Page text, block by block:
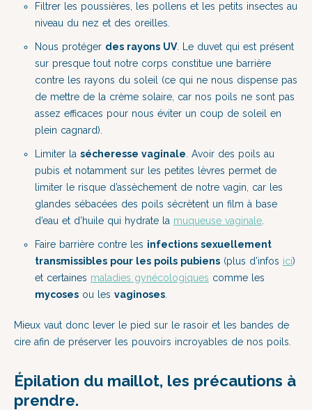
Filtrer les poussières, les pollens et les petits insectes au
niveau du nez et des oreilles.
Nous protéger des rayons UV. Le duvet qui est présent
sur presque tout notre corps constitue une barrière
contre les rayons du soleil (ce qui ne nous dispense pas
de mettre de la crème solaire, car nos poils ne sont pas
assez efficaces pour nous éviter un coup de soleil en
plein cagnard).
Limiter la sécheresse vaginale . Avoir des poils au
pubis et notamment sur les petites lèvres permet de
limiter le risque d’assèchement de notre vagin, car les
glandes sébacées des poils sécrètent un film à base
d’eau et d’huile qui hydrate la muqueuse vaginale
Faire barrière contre les infections sexuellement
transmissibles pour les poils pubiens (plus d’infos ici)
et certaines maladies gynécologiques comme les
mycoses ou les vaginoses
Mieux vaut donc lever le pied sur le rasoir et les bandes de
cire afin de préserver les pouvoirs incroyables de nos poils.
Épilation du maillot, les précautions à
prendre.